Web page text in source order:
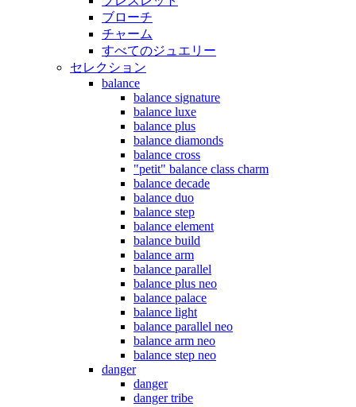
ブローチ
チャーム
すべてのジュエリー
セレクション
balance
balance signature
balance luxe
balance plus
balance diamonds
balance cross
"petit" balance class charm
balance decade
balance duo
balance step
balance element
balance build
balance arm
balance parallel
balance plus neo
balance palace
balance light
balance parallel neo
balance arm neo
balance step neo
danger
danger
danger tribe